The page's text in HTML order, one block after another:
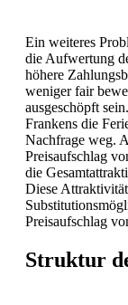
Ein weiteres
die Aufwertung
höhere
weniger fair
ausgeschöpft
Frankens die
Nachfrage weg.
Preisaufschlag
die
Diese
Preisaufschlag
Struktur